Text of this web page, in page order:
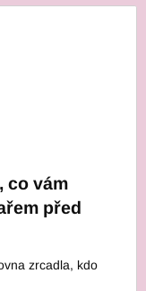
co vám
před
zrcadla, kdo